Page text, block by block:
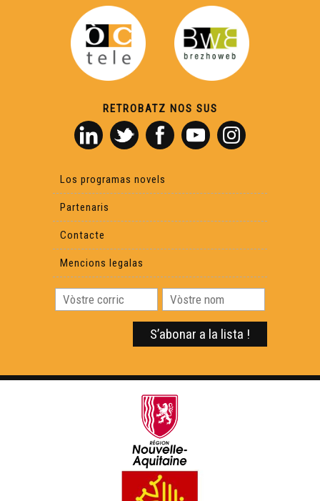
RETROBATZ NOS SUS
Los programas novels
Partenaris
Contacte
Mencions legalas